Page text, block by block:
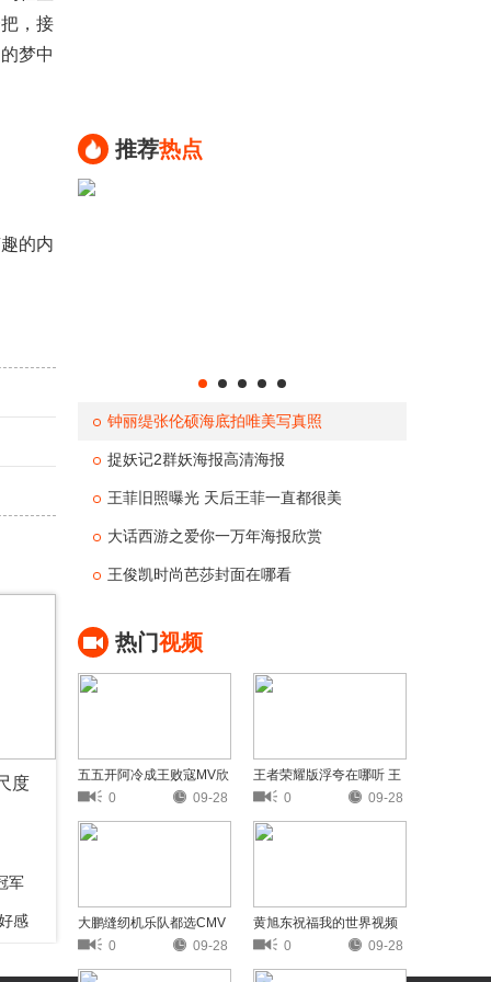
，接
梦中
的内
度
军
感
推荐热点
钟丽缇张伦硕海底拍唯美写真照
捉妖记2群妖海报高清海报
王菲旧照曝光 天后王菲一直都很美
大话西游之爱你一万年海报欣赏
王俊凯时尚芭莎封面在哪看
热门视频
五五开阿冷成王败寇MV欣
赏
0 09-28
王者荣耀版浮夸在哪听 王
者荣耀版浮夸歌词欣赏
0 09-28
大鹏缝纫机乐队都选CMV
欣赏 0 09-28
黄旭东祝福我的世界视频
黄旭东奶我的世界视频分
享
0 09-28